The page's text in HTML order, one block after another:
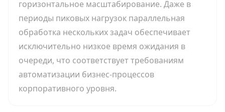
горизонтальное масштабирование. Даже в
периоды пиковых нагрузок параллельная
обработка нескольких задач обеспечивает
исключительно низкое время ожидания в
очереди, что соответствует требованиям
автоматизации бизнес-процессов
корпоративного уровня.